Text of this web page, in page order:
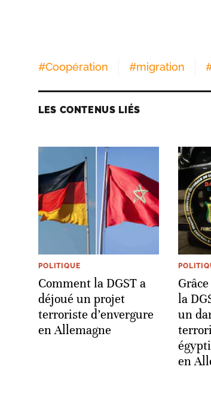
#Coopération #migration
LES CONTENUS LIÉS
POLITIQUE
Comment la DGST a
déjoué un projet
terroriste d’envergure
en Allemagne
la
un
en